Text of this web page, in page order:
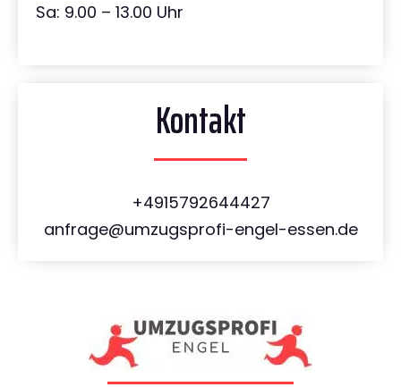
Sa: 9.00 – 13.00 Uhr
Kontakt
+4915792644427
anfrage@umzugsprofi-engel-essen.de